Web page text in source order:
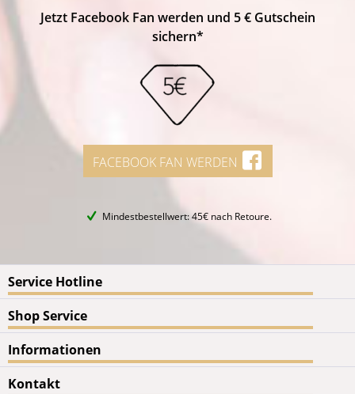
Jetzt Facebook Fan werden und 5 € Gutschein
sichern*
FACEBOOK FAN WERDEN
Mindestbestellwert: 45€ nach Retoure.
Service Hotline
Shop Service
Informationen
Kontakt